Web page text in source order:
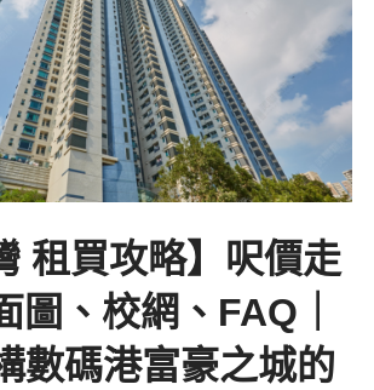
租買攻略】呎價走
圖、校網、FAQ｜
數碼港富豪之城的